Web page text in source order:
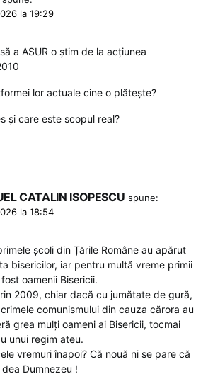
la 19:29
a ASUR o știm de la acțiunea
lor actuale cine o plătește?
și care este scopul real?
CATALIN ISOPESCU spune:
la 18:54
școli din Țările Române au apărut
bisericilor, iar pentru multă vreme primii
oamenii Bisericii.
2009, chiar dacă cu jumătate de gură,
comunismului din cauza cărora au
grea mulți oameni ai Bisericii, tocmai
unui regim ateu.
vremuri înapoi? Că nouă ni se pare că
Dumnezeu !